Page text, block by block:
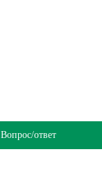
Вопрос/ответ